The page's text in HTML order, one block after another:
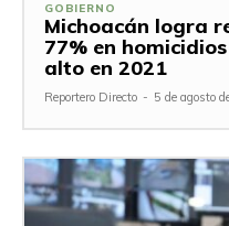
GOBIERNO
Michoacán logra
77% en
alto en 2021
Reportero Directo - 5 de agosto